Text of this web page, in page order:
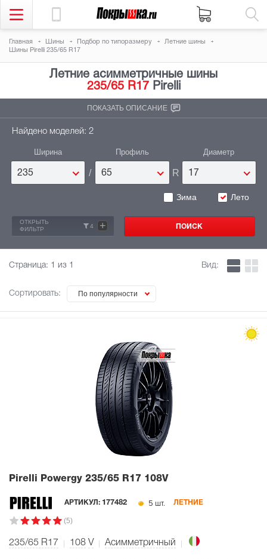
Главная Шины Подбор по типоразмеру
Летние шины
Шины Pirelli 235/65 R17
Летние асимметричные шины
235/65 R17 Pirelli
ПОКАЗАТЬ ОПИСАНИЕ
Найдено моделей: 2
Ширина
235 /
Профиль
65 R
Диаметр
17
Зима Лето
ОТКРЫТЬ
ФИЛЬТР
4 +
Страница: 1 из 1
Сортировать: По популярности
Вид:
Pirelli Powergy 235/65 R17 108V
АРТИКУЛ: 177482 5 шт. ЛЕТНИЕ
(5)
235/65 R17 108 V Асимметричный